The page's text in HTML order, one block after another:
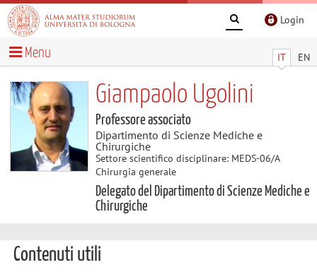
Login
IT EN
Menu
Giampaolo Ugolini
Professore associato
Dipartimento di Scienze Mediche e
Chirurgiche
Settore scientifico disciplinare: MEDS-06/A
Chirurgia generale
Delegato del Dipartimento di Scienze Mediche e
Chirurgiche
Contenuti utili